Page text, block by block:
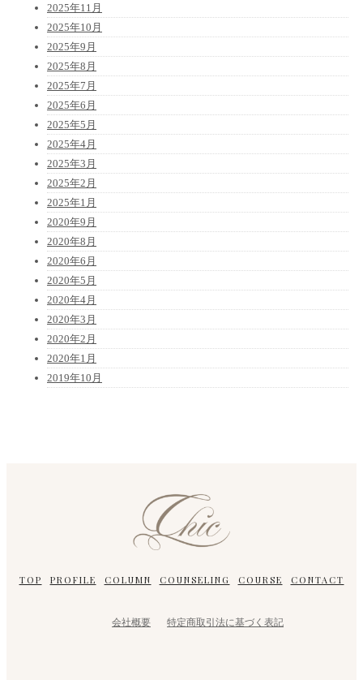
2025年11月
2025年10月
2025年9月
2025年8月
2025年7月
2025年6月
2025年5月
2025年4月
2025年3月
2025年2月
2025年1月
2020年9月
2020年8月
2020年6月
2020年5月
2020年4月
2020年3月
2020年2月
2020年1月
2019年10月
TOP PROFILE COLUMN COUNSELING COURSE CONTACT
会社概要 特定商取引法に基づく表記